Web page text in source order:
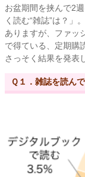
お盆期間を挟んで2
く読む“雑誌”は？」
ありますが、ファッ
で得ている、定期購
さっそく結果を発表
Ｑ１．雑誌を読ん